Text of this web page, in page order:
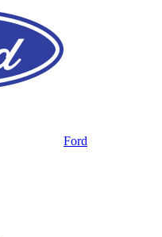
Ford